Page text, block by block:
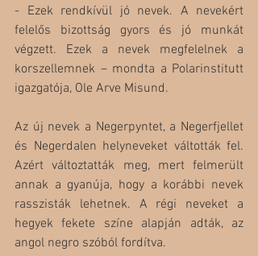
- Ezek rendkívül jó nevek. A nevekért
felelős bizottság gyors és jó munkát
végzett. Ezek a nevek megfelelnek a
korszellemnek – mondta a Polarinstitutt
igazgatója, Ole Arve Misund.
Az új nevek a Negerpyntet, a Negerfjellet
és Negerdalen helyneveket váltották fel.
Azért változtatták meg, mert felmerült
annak a gyanúja, hogy a korábbi nevek
rasszisták lehetnek. A régi neveket a
hegyek fekete színe alapján adták, az
angol negro szóból fordítva.